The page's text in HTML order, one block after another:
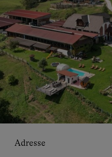
Adresse